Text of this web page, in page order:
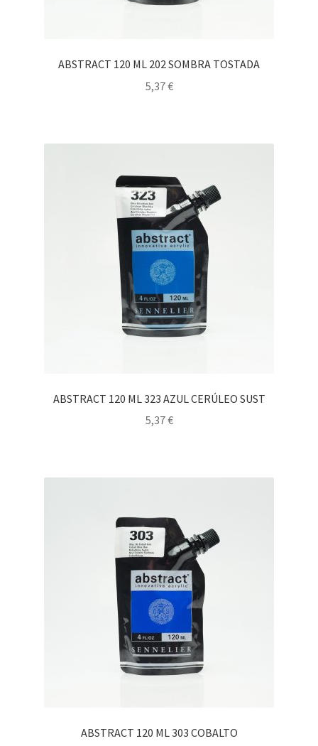
ABSTRACT 120 ML 202 SOMBRA TOSTADA
5,37€
ABSTRACT 120 ML 323 AZUL CERÚLEO SUST
5,37€
ABSTRACT 120 ML 303 COBALTO